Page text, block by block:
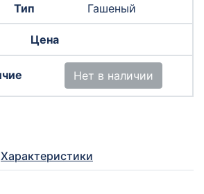
Гашеный
Нет в наличии
Характеристики